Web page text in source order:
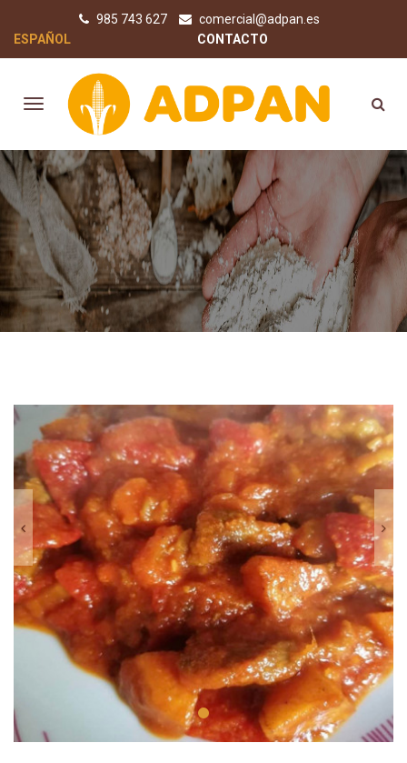
985 743 627
comercial@adpan.es
CONTACTO
ESPAÑOL
Anterior